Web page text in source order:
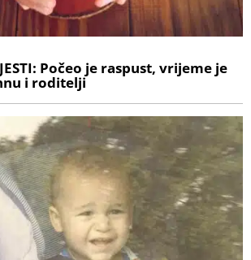
Počeo je raspust, vrijeme je
i roditelji